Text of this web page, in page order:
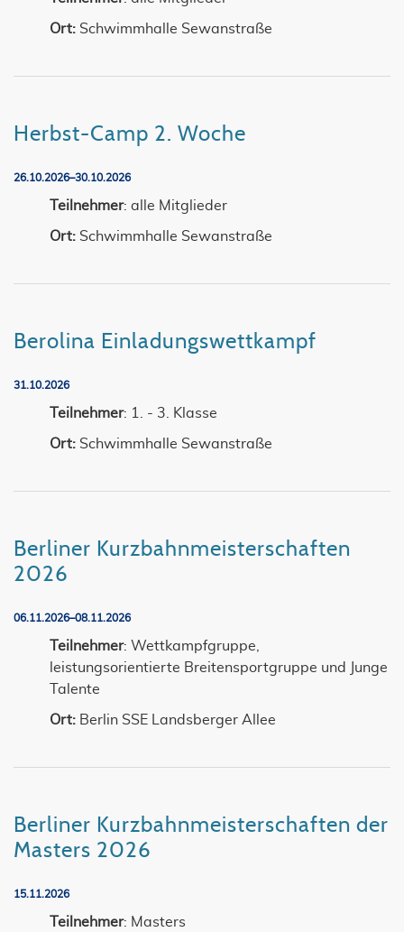
Ort: Schwimmhalle Sewanstraße
Herbst-Camp 2. Woche
26.10.2026–30.10.2026
Teilnehmer: alle Mitglieder
Ort: Schwimmhalle Sewanstraße
Berolina Einladungswettkampf
31.10.2026
Teilnehmer: 1. - 3. Klasse
Ort: Schwimmhalle Sewanstraße
Berliner Kurzbahnmeisterschaften
2026
06.11.2026–08.11.2026
Teilnehmer: Wettkampfgruppe,
leistungsorientierte Breitensportgruppe und Junge
Talente
Ort: Berlin SSE Landsberger Allee
Berliner Kurzbahnmeisterschaften der
Masters 2026
15.11.2026
Teilnehmer: Masters